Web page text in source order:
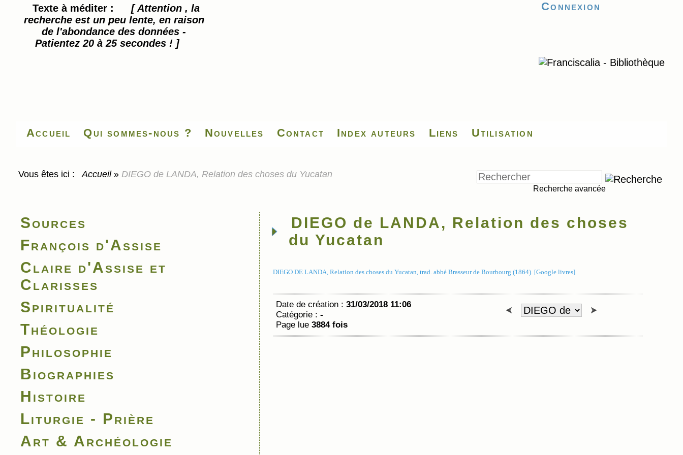
Texte à méditer :
[ Attention , la
recherche est un peu lente, en raison
de l'abondance des données -
Patientez 20 à 25 secondes ! ]
Accueil
Connexion
Qui sommes-nous ? Nouvelles Contact Index auteurs Liens Utilisation
Vous êtes ici : Accueil » DIEGO de LANDA, Relation des choses du Yucatan
Recherche avancée
Sources
François d'Assise
Claire d'Assise et
Clarisses
Spiritualité
Théologie
Philosophie
Biographies
Histoire
Liturgie - Prière
Art & Archéologie
DIEGO de LANDA, Relation des choses
du Yucatan
DIEGO DE LANDA, Relation des choses du Yucatan, trad. abbé Brasseur de Bourbourg (1864). [Google livres]
Date de création : 31/03/2018 11:06
Catégorie : -
Page lue 3884 fois